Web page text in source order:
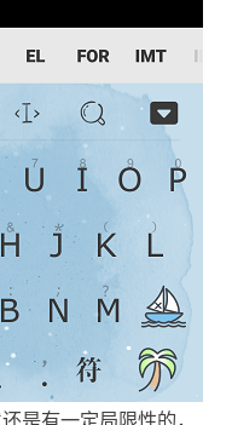
是有一定局限性的，